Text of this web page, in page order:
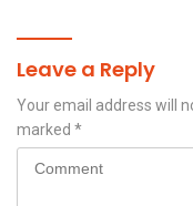
Leave a Reply
Your email address will
marked *